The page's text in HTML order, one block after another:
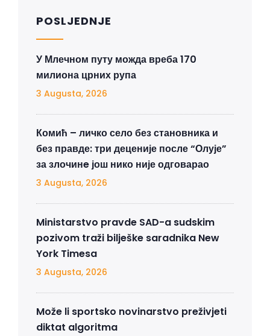
POSLJEDNJE
У Млечном путу можда вреба 170
милиона црних рупа
3 Augusta, 2026
Комић – личко село без становника и
без правде: три деценије после “Олује”
за злочинe још нико није одговарао
3 Augusta, 2026
Ministarstvo pravde SAD-a sudskim
pozivom traži bilješke saradnika New
York Timesa
3 Augusta, 2026
Može li sportsko novinarstvo preživjeti
diktat algoritma